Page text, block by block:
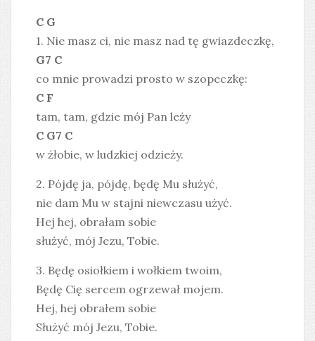
C G
1. Nie masz ci, nie masz nad tę gwiazdeczkę,
G7 C
co mnie prowadzi prosto w szopeczkę:
C F
tam, tam, gdzie mój Pan leży
C G7 C
w żłobie, w ludzkiej odzieży.
2. Pójdę ja, pójdę, będę Mu służyć,
nie dam Mu w stajni niewczasu użyć.
Hej hej, obrałam sobie
służyć, mój Jezu, Tobie.
3. Będę osiołkiem i wołkiem twoim,
Będę Cię sercem ogrzewał mojem.
Hej, hej obrałem sobie
Służyć mój Jezu, Tobie.